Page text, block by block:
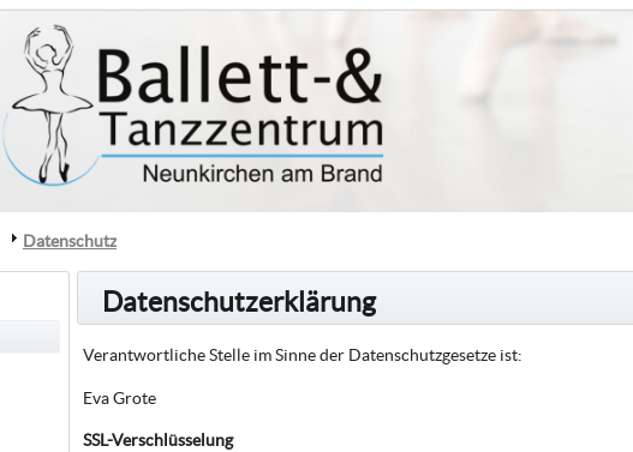
Datenschutz
Datenschutzerklärung
Verantwortliche Stelle im Sinne der Datenschutzgesetze ist:
Eva Grote
SSL-Verschlüsselung